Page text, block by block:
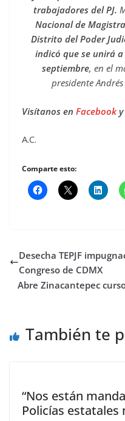
trabajadores del PJ.
Nacional de
Distrito del Poder
indicó que se unirá
septiembre, en el
presidente
Visítanos en Facebooky
A.C.
Comparte esto:
Desecha TEPJF
Congreso de CDMX
Abre Zinacantepec
También te
“Nos están
Policías estatales